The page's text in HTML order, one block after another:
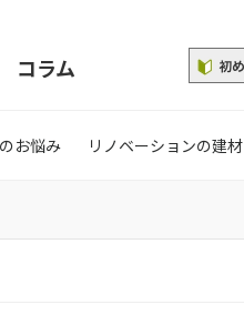
コラム
お悩み リノベーションの建材